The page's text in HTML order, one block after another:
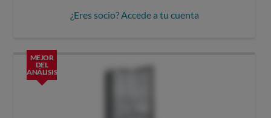
¿Eres socio? Accede a tu cuenta
MEJOR
DEL
ANÁLISIS